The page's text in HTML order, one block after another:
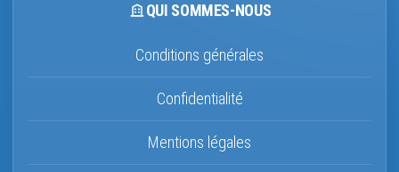
QUI SOMMES-NOUS
Conditions générales
Confidentialité
Mentions légales